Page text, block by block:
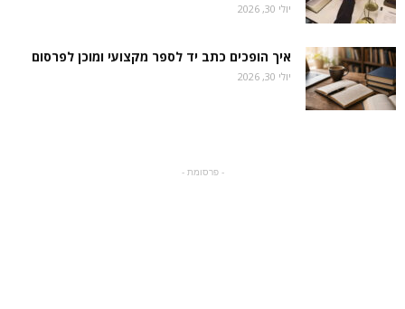
יולי 30, 2026
איך הופכים כתב יד לספר מקצועי ומוכן לפרסום
יולי 30, 2026
- פרסומת -